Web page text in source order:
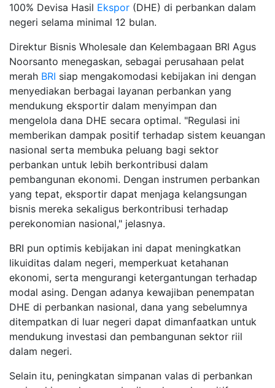
100% Devisa Hasil Ekspor (DHE) di perbankan dalam
negeri selama minimal 12 bulan.
Direktur Bisnis Wholesale dan Kelembagaan BRI Agus
Noorsanto menegaskan, sebagai perusahaan pelat
merah BRI siap mengakomodasi kebijakan ini dengan
menyediakan berbagai layanan perbankan yang
mendukung eksportir dalam menyimpan dan
mengelola dana DHE secara optimal. "Regulasi ini
memberikan dampak positif terhadap sistem keuangan
nasional serta membuka peluang bagi sektor
perbankan untuk lebih berkontribusi dalam
pembangunan ekonomi. Dengan instrumen perbankan
yang tepat, eksportir dapat menjaga kelangsungan
bisnis mereka sekaligus berkontribusi terhadap
perekonomian nasional," jelasnya.
BRI pun optimis kebijakan ini dapat meningkatkan
likuiditas dalam negeri, memperkuat ketahanan
ekonomi, serta mengurangi ketergantungan terhadap
modal asing. Dengan adanya kewajiban penempatan
DHE di perbankan nasional, dana yang sebelumnya
ditempatkan di luar negeri dapat dimanfaatkan untuk
mendukung investasi dan pembangunan sektor riil
dalam negeri.
Selain itu, peningkatan simpanan valas di perbankan